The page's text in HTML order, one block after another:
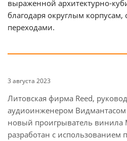
выраженной архитектурно-
благодаря округлым
переходами.
3 августа 2023
Литовская фирма Reed,
аудиоинженером Видмантасом
новый проигрыватель винила
разработан с использованием